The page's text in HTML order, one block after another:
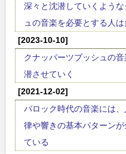
深々と沈潜していくよう
ュの音楽を必要とする人
[2023-10-10]
クナッパーツブッシュの
潜させていく
[2021-12-02]
バロック時代の音楽には
律や響きの基本パターン
ている